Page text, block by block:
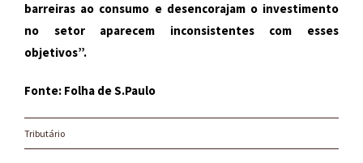
barreiras ao consumo e desencorajam o investimento
no setor aparecem inconsistentes com esses
objetivos”.
Fonte: Folha de S.Paulo
Tributário